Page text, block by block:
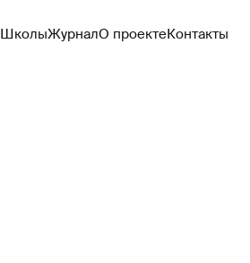
ШколыЖурналО проектеКонтакты